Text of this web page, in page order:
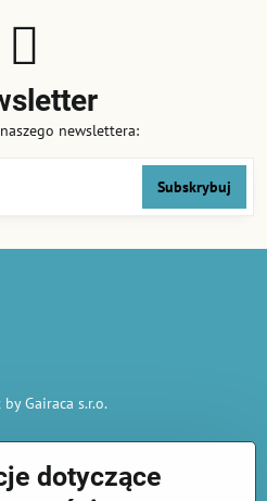
newslettera:
Subskrybuj
Gairaca s.r.o.
dotyczące